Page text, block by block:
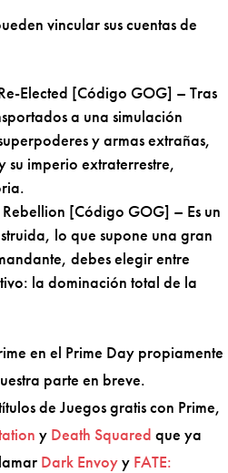
vincular sus cuentas de
Elected [Código GOG] – Tras
a una simulación
y armas extrañas,
imperio extraterrestre,
[Código GOG] – Es un
lo que supone una gran
debes elegir entre
la dominación total de la
en el Prime Day propiamente
parte en breve.
de Juegos gratis con Prime,
y Death Squared que ya
Dark Envoyy FATE: